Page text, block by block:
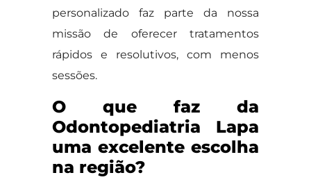
personalizado faz parte da nossa
missão de oferecer tratamentos
rápidos e resolutivos, com menos
sessões.
O que faz da
Odontopediatria Lapa
uma excelente escolha
na região?